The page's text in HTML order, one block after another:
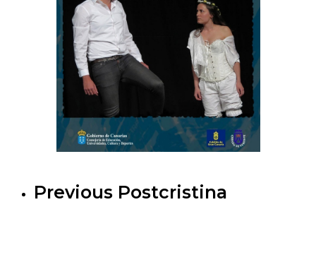
Previous Postcristina